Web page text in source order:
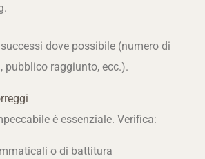
dove possibile (numero di
pubblico raggiunto, ecc.).
è essenziale. Verifica:
o di battitura